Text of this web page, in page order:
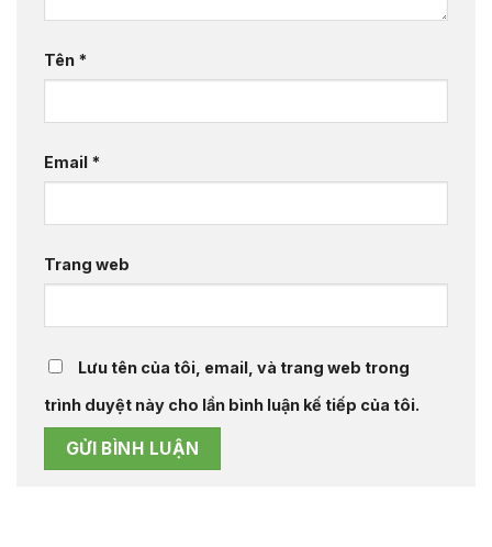
Tên *
Email *
Trang web
Lưu tên của tôi, email, và trang web trong
trình duyệt này cho lần bình luận kế tiếp của tôi.